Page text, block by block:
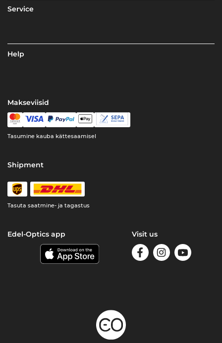
Service
Help
Makseviisid
Tasumine kauba kättesaamisel
Shipment
Tasuta saatmine- ja tagastus
Edel-Optics app Visit us